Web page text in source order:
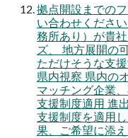
拠点開設までの
い合わせくださ
務所あり）が貴
ズ、 地方展開の
ただけそうな支
県内視察 県内の
マッチング企業
支援制度適用 進
支援制度を適用
果、ご希望に添